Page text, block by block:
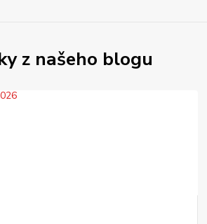
z našeho blogu